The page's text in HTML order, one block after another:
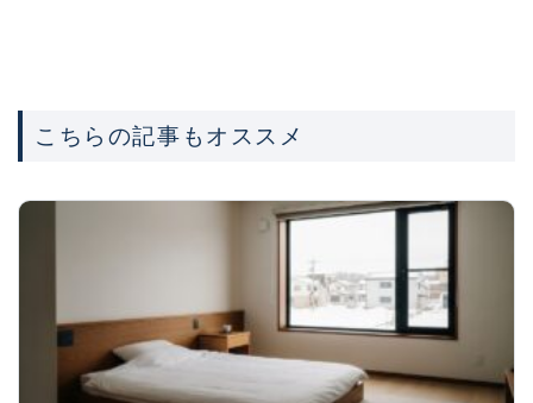
こちらの記事もオススメ